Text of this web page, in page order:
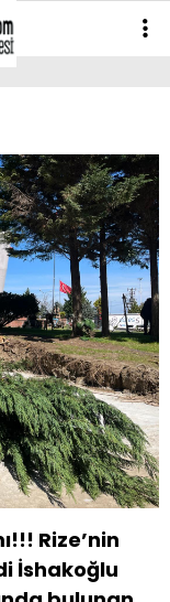
Rize’nin
İshakoğlu